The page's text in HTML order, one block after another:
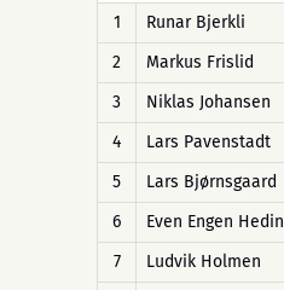
1
Runar Bjerkli
2
Markus Frislid
3
Niklas Johansen
4
Lars Pavenstadt
5
Lars Bjørnsgaard
6
Even Engen Hedin
7
Ludvik Holmen